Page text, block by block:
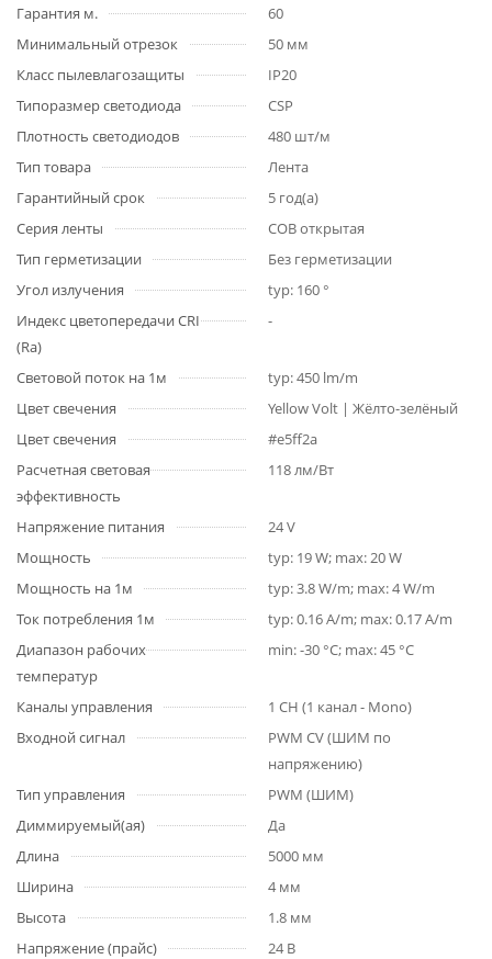
Гарантия м.
60
Минимальный отрезок
50 мм
Класс пылевлагозащиты
IP20
Типоразмер светодиода
CSP
Плотность светодиодов
480 шт/м
Тип товара
Лента
Гарантийный срок
5 год(а)
Серия ленты
COB открытая
Тип герметизации
Без герметизации
Угол излучения
typ: 160 °
Индекс цветопередачи CRI
(Ra)
-
Световой поток на 1м
typ: 450 lm/m
Цвет свечения
Yellow Volt | Жёлто-зелёный
Цвет свечения
#e5ff2a
Расчетная световая
эффективность
118 лм/Вт
Напряжение питания
24 V
Мощность
typ: 19 W; max: 20 W
Мощность на 1м
typ: 3.8 W/m; max: 4 W/m
Ток потребления 1м
typ: 0.16 A/m; max: 0.17 A/m
Диапазон рабочих
температур
min: -30 °C; max: 45 °C
Каналы управления
1 CH (1 канал - Mono)
Входной сигнал
PWM СV (ШИМ по
напряжению)
Тип управления
PWM (ШИМ)
Диммируемый(ая)
Да
Длина
5000 мм
Ширина
4 мм
Высота
1.8 мм
Напряжение (прайс)
24 В